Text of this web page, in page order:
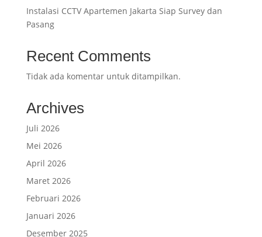
Instalasi CCTV Apartemen Jakarta Siap Survey dan
Pasang
Recent Comments
Tidak ada komentar untuk ditampilkan.
Archives
Juli 2026
Mei 2026
April 2026
Maret 2026
Februari 2026
Januari 2026
Desember 2025